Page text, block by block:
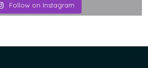
Follow on Instagram